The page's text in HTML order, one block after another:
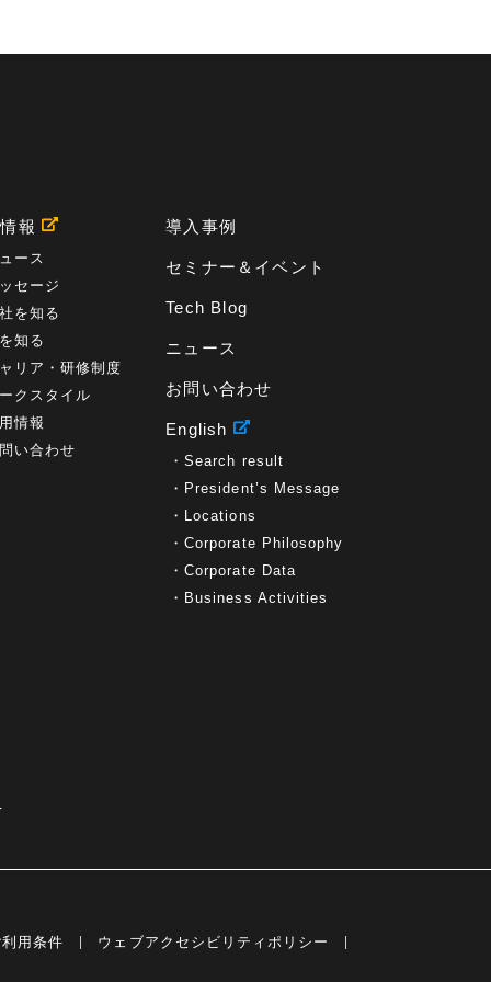
報
ース
セージ
を知る
知る
リア・研修制度
クスタイル
情報
い合わせ
導入事例
セミナー＆イベント
Tech Blog
ニュース
お問い合わせ
English
Search result
President’s Message
Locations
Corporate Philosophy
Corporate Data
Business Activities
用条件 ウェブアクセシビリティポリシー